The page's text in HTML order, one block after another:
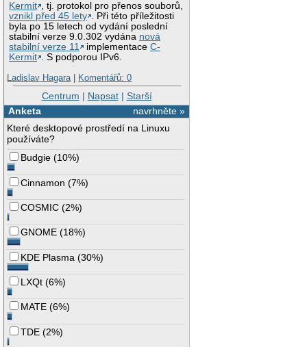
Kermit , tj. protokol pro přenos souborů,
vznikl před 45 lety . Při této příležitosti
byla po 15 letech od vydání poslední
stabilní verze 9.0.302 vydána nová
stabilní verze 11
implementaceC-
Kermit . S podporou IPv6.
Ladislav Hagara| Komentářů: 0
Centrum | Napsat| Starší
navrhněte »
Anketa
Které desktopové prostředí na Linuxu
používáte?
Budgie (10%)
Cinnamon (7%)
COSMIC (2%)
GNOME (18%)
KDE Plasma (30%)
LXQt (6%)
MATE (6%)
TDE (2%)